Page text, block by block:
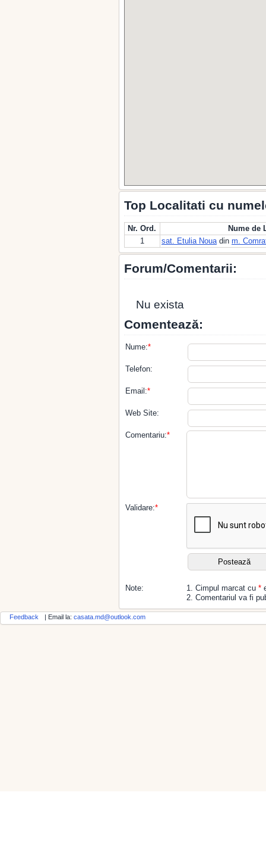
Top Localitati cu
Nr. Ord.
Nume de
1
sat. Etulia Nouadin m.
Forum/Comentarii:
Nu exista
Comentează:
Nume:*
Telefon:
Email:*
Web Site:
Comentariu:*
Validare:*
Note: 1. Cimpul marcat cu *
2. Comentariul va fi
Feedback | Email la: casata.md@outlook.com